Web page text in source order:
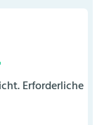
Erforderliche